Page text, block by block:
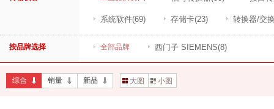
系统软件(69) 存储卡(23) 转换器/交
按品牌选择 全部品牌 西门子 SIEMENS(8)
综合 销量 新品 大图 小图